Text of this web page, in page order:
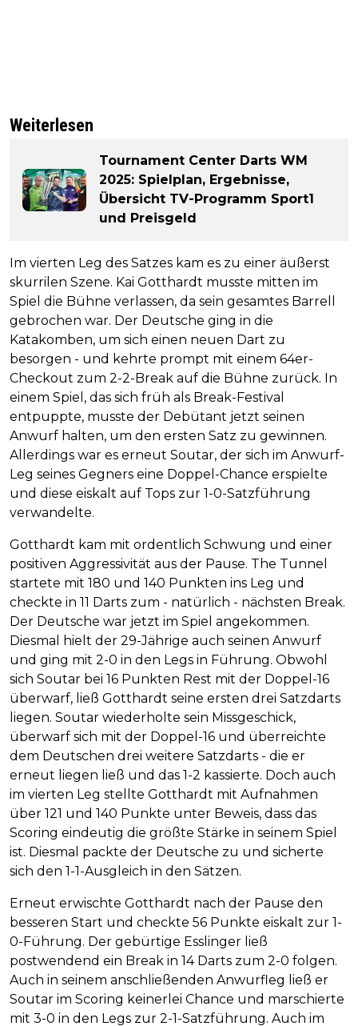
Weiterlesen
Tournament Center Darts WM
2025: Spielplan, Ergebnisse,
Übersicht TV-Programm Sport1
und Preisgeld
Im vierten Leg des Satzes kam es zu einer äußerst
skurrilen Szene. Kai Gotthardt musste mitten im
Spiel die Bühne verlassen, da sein gesamtes Barrell
gebrochen war. Der Deutsche ging in die
Katakomben, um sich einen neuen Dart zu
besorgen - und kehrte prompt mit einem 64er-
Checkout zum 2-2-Break auf die Bühne zurück. In
einem Spiel, das sich früh als Break-Festival
entpuppte, musste der Debütant jetzt seinen
Anwurf halten, um den ersten Satz zu gewinnen.
Allerdings war es erneut Soutar, der sich im Anwurf-
Leg seines Gegners eine Doppel-Chance erspielte
und diese eiskalt auf Tops zur 1-0-Satzführung
verwandelte.
Gotthardt kam mit ordentlich Schwung und einer
positiven Aggressivität aus der Pause. The Tunnel
startete mit 180 und 140 Punkten ins Leg und
checkte in 11 Darts zum - natürlich - nächsten Break.
Der Deutsche war jetzt im Spiel angekommen.
Diesmal hielt der 29-Jährige auch seinen Anwurf
und ging mit 2-0 in den Legs in Führung. Obwohl
sich Soutar bei 16 Punkten Rest mit der Doppel-16
überwarf, ließ Gotthardt seine ersten drei Satzdarts
liegen. Soutar wiederholte sein Missgeschick,
überwarf sich mit der Doppel-16 und überreichte
dem Deutschen drei weitere Satzdarts - die er
erneut liegen ließ und das 1-2 kassierte. Doch auch
im vierten Leg stellte Gotthardt mit Aufnahmen
über 121 und 140 Punkte unter Beweis, dass das
Scoring eindeutig die größte Stärke in seinem Spiel
ist. Diesmal packte der Deutsche zu und sicherte
sich den 1-1-Ausgleich in den Sätzen.
Erneut erwischte Gotthardt nach der Pause den
besseren Start und checkte 56 Punkte eiskalt zur 1-
0-Führung. Der gebürtige Esslinger ließ
postwendend ein Break in 14 Darts zum 2-0 folgen.
Auch in seinem anschließenden Anwurfleg ließ er
Soutar im Scoring keinerlei Chance und marschierte
mit 3-0 in den Legs zur 2-1-Satzführung. Auch im